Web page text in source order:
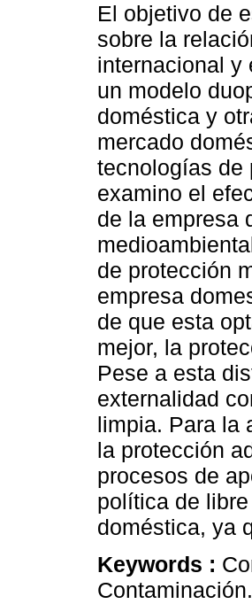
El objetivo de
sobre la
internacional y
un modelo
doméstica y
mercado
tecnologías de
examino el
de la empresa
de protección
empresa
de que esta
mejor, la
Pese a esta
externalidad
limpia. Para la
la protección
procesos de
política de
doméstica, ya
Keywords :
Contaminación.